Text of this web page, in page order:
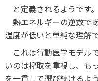
と定義されるようです。
熱エネルギーの逆数で
温度が低いと単純な理解
これは行動医学モデル
いのは搾取を重視し、も
を一貫して選び続けるよ